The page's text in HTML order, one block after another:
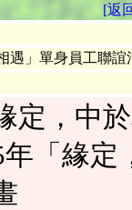
[返
遇」單身員工聯誼
定，中
「緣定